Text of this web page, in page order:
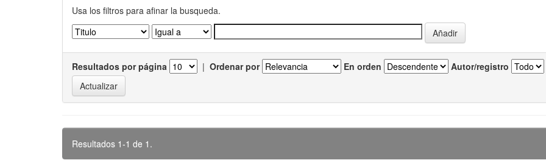
Usa los filtros para afinar la busqueda.
Resultados por página | Ordenar por En orden Autor/registro
Resultados 1-1 de 1.